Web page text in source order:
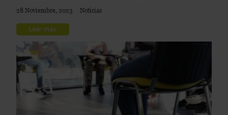
28 Noviembre, 2023 Noticias
Leer más